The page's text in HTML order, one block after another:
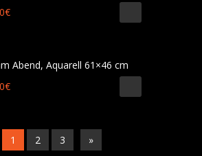
€
Abend, Aquarell 61×46 cm
€
1 2 3 »